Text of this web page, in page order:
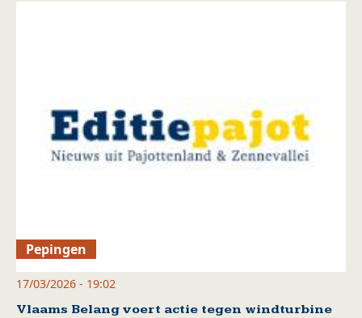
Pepingen
17/03/2026 - 19:02
Vlaams Belang voert actie tegen windturbine